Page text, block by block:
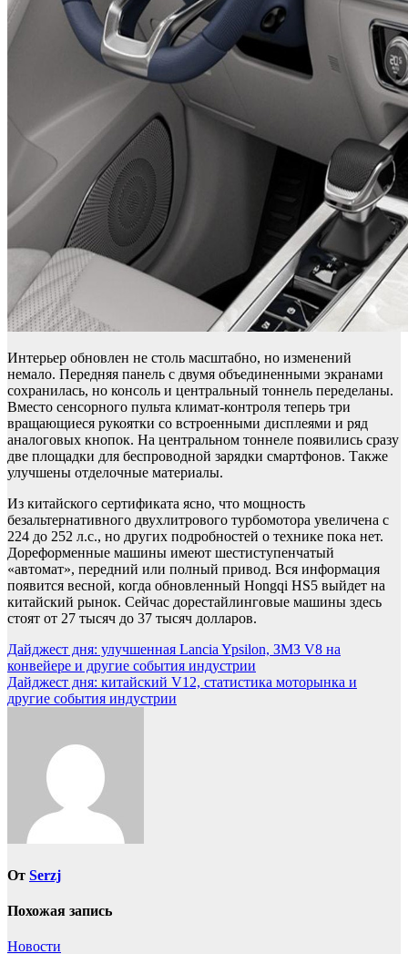
Интерьер обновлен не столь масштабно, но изменений
немало. Передняя панель с двумя объединенными экранами
сохранилась, но консоль и центральный тоннель переделаны.
Вместо сенсорного пульта климат-контроля теперь три
вращающиеся рукоятки со встроенными дисплеями и ряд
аналоговых кнопок. На центральном тоннеле появились сразу
две площадки для беспроводной зарядки смартфонов. Также
улучшены отделочные материалы.
Из китайского сертификата ясно, что мощность
безальтернативного двухлитрового турбомотора увеличена с
224 до 252 л.с., но других подробностей о технике пока нет.
Дореформенные машины имеют шестиступенчатый
«автомат», передний или полный привод. Вся информация
появится весной, когда обновленный Hongqi HS5 выйдет на
китайский рынок. Сейчас дорестайлинговые машины здесь
стоят от 27 тысяч до 37 тысяч долларов.
Навигация
по
записям
Дайджест дня: улучшенная Lancia Ypsilon, ЗМЗ V8 на
конвейере и другие события индустрии
Дайджест дня: китайский V12, статистика моторынка и
другие события индустрии
От Serzj
Похожая запись
Новости